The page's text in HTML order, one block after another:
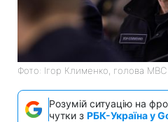
Фото: Ігор Клименко, голова МВС
Розумій ситуацію на
чутки з РБК-Україна у